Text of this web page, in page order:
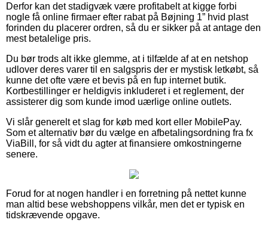
Derfor kan det stadigvæk være profitabelt at kigge forbi
nogle få online firmaer efter rabat på Bøjning 1” hvid plast
forinden du placerer ordren, så du er sikker på at antage den
mest betalelige pris.
Du bør trods alt ikke glemme, at i tilfælde af at en netshop
udlover deres varer til en salgspris der er mystisk letkøbt, så
kunne det ofte være et bevis på en fup internet butik.
Kortbestillinger er heldigvis inkluderet i et reglement, der
assisterer dig som kunde imod uærlige online outlets.
Vi slår generelt et slag for køb med kort eller MobilePay.
Som et alternativ bør du vælge en afbetalingsordning fra fx
ViaBill, for så vidt du agter at finansiere omkostningerne
senere.
Forud for at nogen handler i en forretning på nettet kunne
man altid bese webshoppens vilkår, men det er typisk en
tidskrævende opgave.